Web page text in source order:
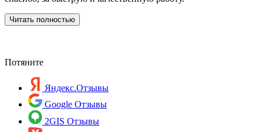
Читать полностью
Потяните
Яндекс.Отзывы
Google Отзывы
2GIS Отзывы